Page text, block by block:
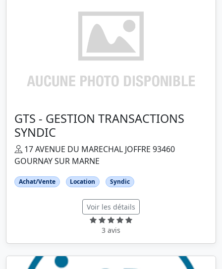
GTS - GESTION TRANSACTIONS
SYNDIC
17 AVENUE DU MARECHAL JOFFRE 93460
GOURNAY SUR MARNE
Achat/Vente Location Syndic
Voir les détails
3 avis